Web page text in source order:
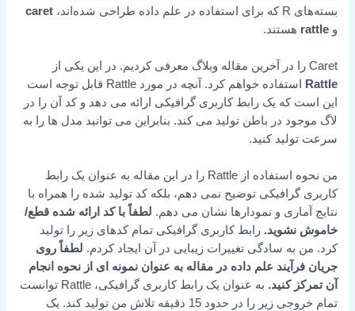
بسته‌های R که برای استفاده در علم داده طراحی شده‌اند،
caret
وrattle هستند.
Caret را در آخرین مقاله وبلاگ معرفی کردیم. در این یکی از
Rattle
استفاده خواهم کرد. آنچه در مورد Rattle قابل توجه است
این است که یک رابط کاربری گرافیکی ارائه می دهد و کد آن را در
لاگ موجود در باطن تولید می کند. بنابراین می توانید مدل ها را به
سرعت تولید کنید.
من نحوه استفاده از Rattle را در این مقاله به عنوان یک رابط
کاربری گرافیکی توضیح نمی دهم، بلکه کد تولید شده را همراه با
نتایج آماری و نمودارها نشان می دهم. لطفاً با کد ارائه شده قطع/
خاموش نشوید. رابط کاربری گرافیکی تمام کدهای زیر را تولید
کرد. من به سادگی تغییرات زیبایی در آن ایجاد کردم. لطفاً روی
جریان فرآیند علم داده در مقاله به عنوان نمونه ای از نحوه انجام
آن تمرکز کنید.
به عنوان یک رابط کاربری گرافیکی، Rattle توانست
تمام خروجی زیر را در حدود 15 دقیقه تلاش من تولید کند. یک